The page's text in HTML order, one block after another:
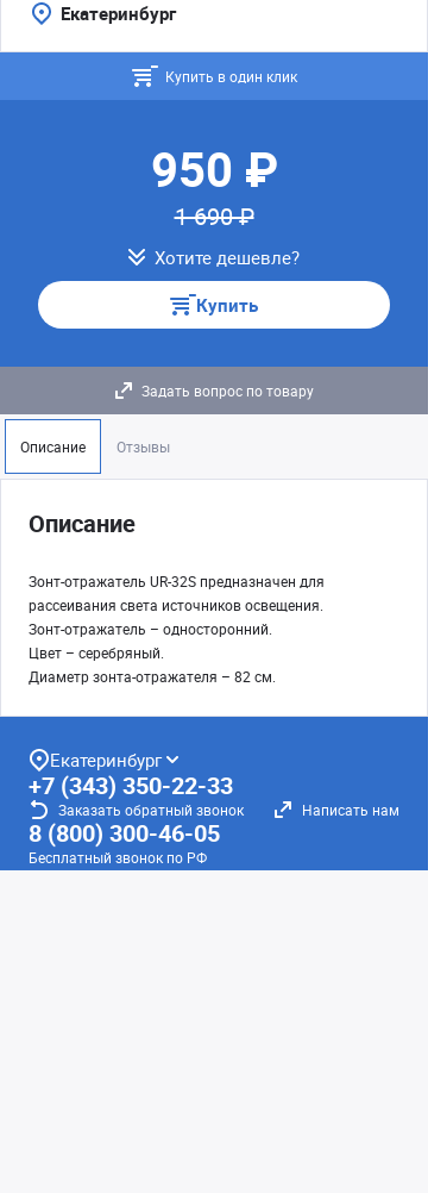
Екатеринбург
Купить в один клик
950 ₽
1 690 ₽
Хотите дешевле?
Купить
Задать вопрос по товару
Описание Отзывы
Описание
Зонт-отражатель UR-32S предназначен для
рассеивания света источников освещения.
Зонт-отражатель – односторонний.
Цвет – серебряный.
Диаметр зонта-отражателя – 82 см.
Екатеринбург
+7 (343) 350-22-33
Заказать обратный звонок Написать нам
8 (800) 300-46-05
Бесплатный звонок по РФ